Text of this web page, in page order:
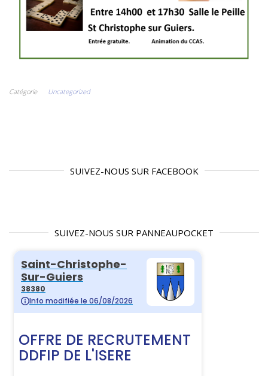
Catégorie Uncategorized
SUIVEZ-NOUS SUR FACEBOOK
SUIVEZ-NOUS SUR PANNEAUPOCKET